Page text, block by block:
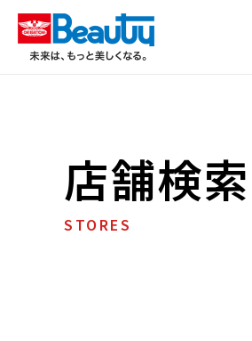
店舗検索
STORES